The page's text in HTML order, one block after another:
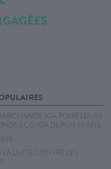
IGA POUR LEURS
ÉCO IGA DEPUIS 10 ANS
LUTTE CONTRE LES